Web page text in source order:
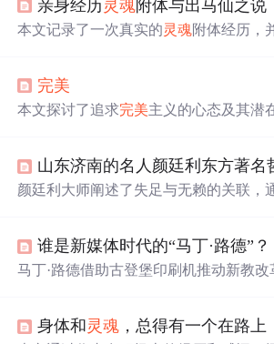
亲身经历灵魂附体与出马仙之说
本文记录了一次真实的灵魂附体经历，
别与运作机制。
完美
本文探讨了追求完美主义的心态及其潜
系。
颜廷利大师阐述了失足与无赖的关联，
易使人‘懒’，忘却人生的意义
。‘辣’字
我，保持自律，以实现真正的‘舒心’。
联，探讨了‘莱芜’火灾事件背后的警示
谁是新媒体时代的“马丁·路德”？
马丁·路德借助古登堡印刷机推动新教
至上的新媒体环境相比，马丁·路德的灵
身体和 灵魂 ，总得有一个在路上